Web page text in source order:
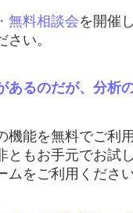
無料相談会を開催
さい。
あるのだが、分析
機能を無料でご利
ともお手元でお試
ムをご利用くださ